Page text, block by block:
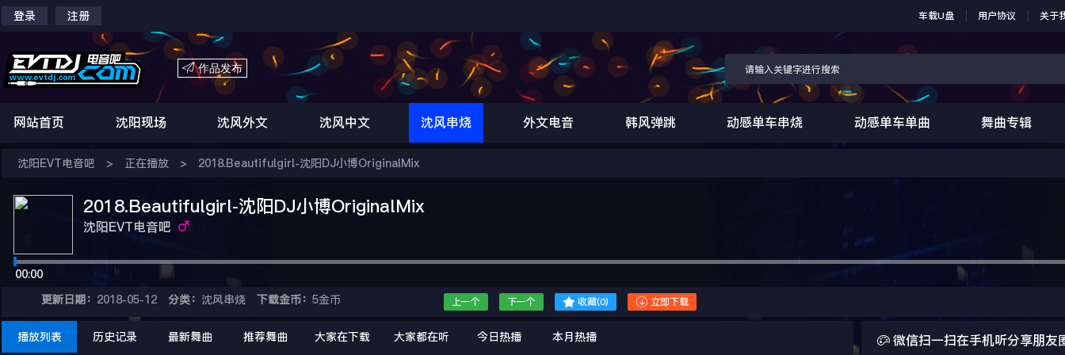
登录 注册 车载U盘 用户协议 关于
作品发布
网站首页 沈阳现场 沈风外文 沈风中文 沈风串烧 外文电音 韩风弹跳 动感单车串烧 动感单车单曲 舞曲专辑
沈阳EVT电音吧 > 正在播放 > 2018.Beautifulgirl-沈阳DJ小博OriginalMix
2018.Beautifulgirl-沈阳DJ小博OriginalMix
沈阳EVT电音吧
00:00
更新日期： 2018-05-12 分类： 沈风串烧 下载金币：5金币 上一个 下一个  收藏(0)  立即下载
播放列表 历史记录 最新舞曲 推荐舞曲 大家在下载 大家都在听 今日热播 本月热播 微信扫一扫在手机听分享朋友